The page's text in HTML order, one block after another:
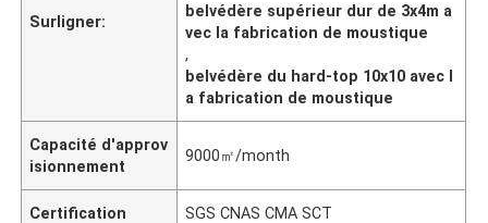
Surligner:
belvédère supérieur dur de 3x4m a
vec la fabrication de moustique
,
belvédère du hard-top 10x10 avec l
a fabrication de moustique
Capacité d'approv
isionnement
9000㎡/month
Certification SGS CNAS CMA SCT